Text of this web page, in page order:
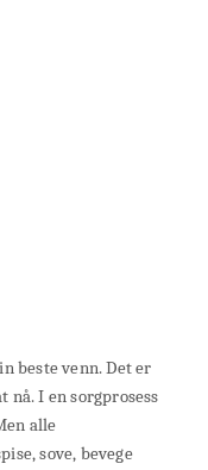
beste venn. Det er
I en sorgprosess
alle
sove, bevege